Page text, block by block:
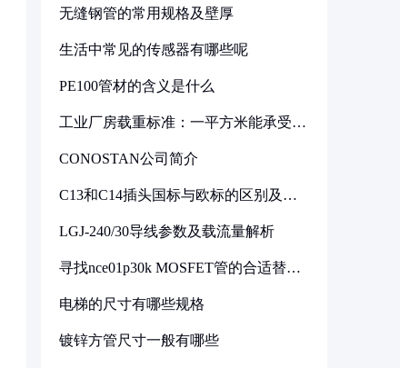
无缝钢管的常用规格及壁厚
生活中常见的传感器有哪些呢
PE100管材的含义是什么
工业厂房载重标准：一平方米能承受多
CONOSTAN公司简介
C13和C14插头国标与欧标的区别及其
LGJ-240/30导线参数及载流量解析
寻找nce01p30k MOSFET管的合适替代
电梯的尺寸有哪些规格
镀锌方管尺寸一般有哪些